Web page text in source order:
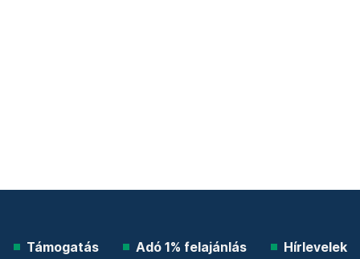
Támogatás Adó 1% felajánlás Hírlevelek